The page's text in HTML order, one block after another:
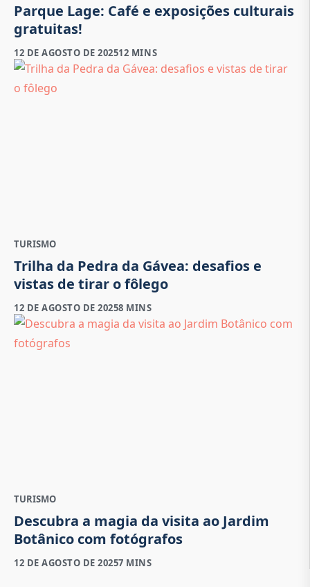
Parque Lage: Café e exposições culturais
gratuitas!
12 DE AGOSTO DE 202512 MINS
TURISMO
Trilha da Pedra da Gávea: desafios e
vistas de tirar o fôlego
12 DE AGOSTO DE 20258 MINS
TURISMO
Descubra a magia da visita ao Jardim
Botânico com fotógrafos
12 DE AGOSTO DE 20257 MINS